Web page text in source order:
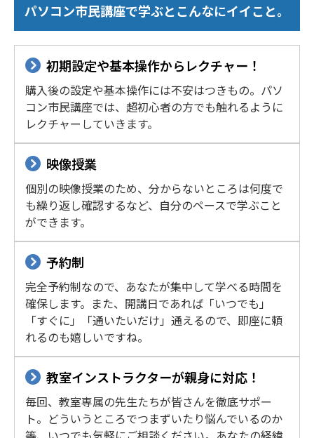
パソコン市民講座で学ぶとこんなにイイこと。
初期設定や基本操作からレクチャー！
購入後の設定や基本操作には不安はつきもの。パソ
コン市民講座では、超初心者の方でも触れるように
レクチャーしていきます。
映像授業
個別の映像授業のため、分からないところは何度で
も繰り返し確認するなど、自分のペースで学ぶこと
ができます。
予約制
完全予約制なので、あなたが集中して学べる時間を
確保します。また、開講日であれば「いつでも」
「すぐに」「通いたいだけ」通えるので、即座に頼
れるのも嬉しいですね。
教室インストラクターが親身に対応！
毎回、教室専属の先生たちが皆さんを徹底サポー
ト。どういうところでつまずいたり悩んでいるのか